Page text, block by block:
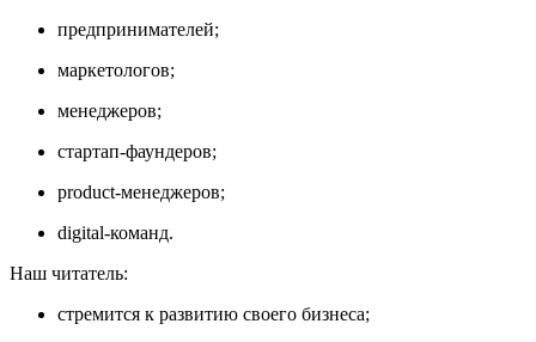
предпринимателей;
маркетологов;
менеджеров;
стартап-фаундеров;
product-менеджеров;
digital-команд.
Наш читатель:
стремится к развитию своего бизнеса;